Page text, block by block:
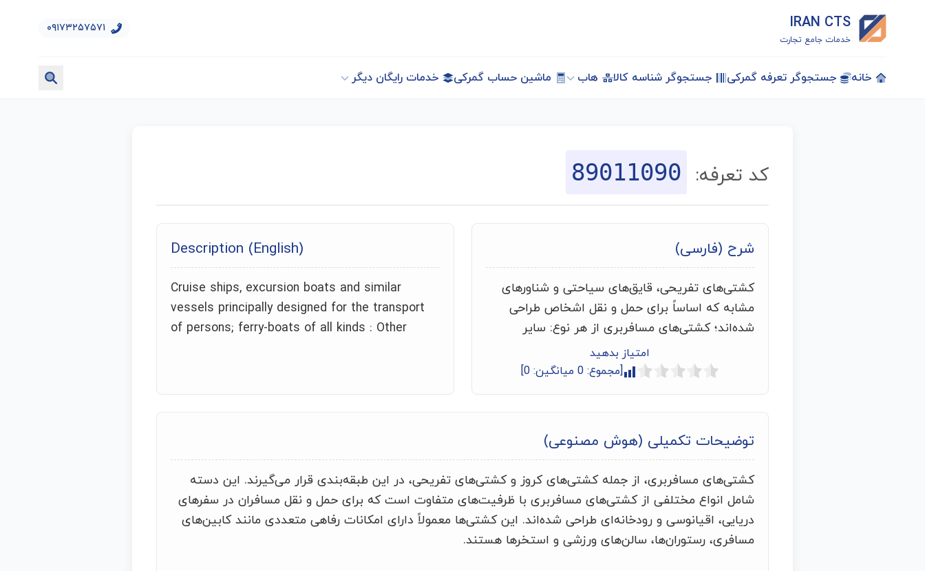
IRAN CTS
خدمات جامع تجارت
۰۹۱۷۳۲۵۷۵۷۱
خانه جستجوگر تعرفه گمرکی جستجوگر شناسه کالا هاب ماشین حساب گمرکی خدمات رایگان دیگر
کد تعرفه: 89011090
شرح (فارسی)
کشتی‌های تفریحی، قایق‌های سیاحتی و شناورهای
مشابه که اساساً برای حمل و نقل اشخاص طراحی
شده‌اند؛ کشتی‌های مسافربری از هر نوع: سایر
امتیاز بدهید
[مجموع:0 میانگین:0
]
Description (English)
Cruise ships, excursion boats and similar
vessels principally designed for the transport
of persons; ferry-boats of all kinds : Other
توضیحات تکمیلی (هوش مصنوعی)
کشتی‌های مسافربری، از جمله کشتی‌های کروز و کشتی‌های تفریحی، در این طبقه‌بندی قرار می‌گیرند. این دسته
شامل انواع مختلفی از کشتی‌های مسافربری با ظرفیت‌های متفاوت است که برای حمل و نقل مسافران در سفرهای
دریایی، اقیانوسی و رودخانه‌ای طراحی شده‌اند. این کشتی‌ها معمولاً دارای امکانات رفاهی متعددی مانند کابین‌های
مسافری، رستوران‌ها، سالن‌های ورزشی و استخرها هستند.